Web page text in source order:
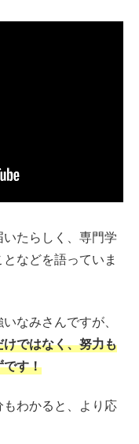
たらしく、専門学
などを語っていま
なみさんですが、
ではなく、努力も
です！
わかると、より応